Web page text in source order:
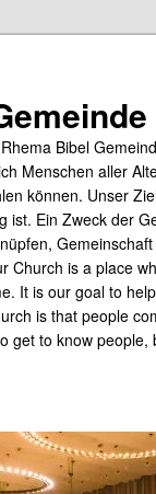
Bibel
Menschen aller
können. Unser
ist. Ein Zweck der
Church is a place
It is our goal to
is that people
get to know